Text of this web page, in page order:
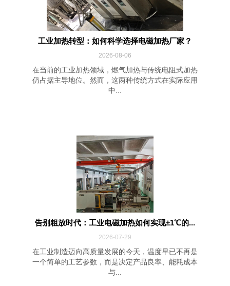
工业加热转型：如何科学选择电磁加热厂家？
2026-08-06
在当前的工业加热领域，燃气加热与传统电阻式加热
仍占据主导地位。然而，这两种传统方式在实际应用
中...
告别粗放时代：工业电磁加热如何实现±1℃的...
2026-07-29
在工业制造迈向高质量发展的今天，温度早已不再是
一个简单的工艺参数，而是决定产品良率、能耗成本
与...